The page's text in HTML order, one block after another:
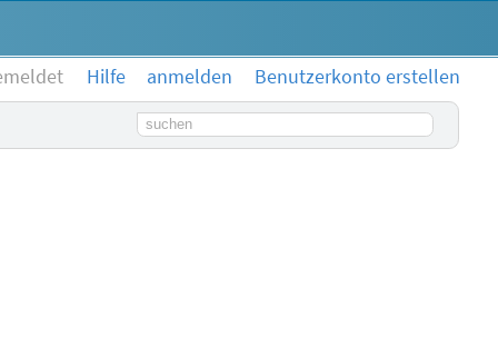
Hilfe anmelden
Benutzerkonto erstellen
Suchbegriff